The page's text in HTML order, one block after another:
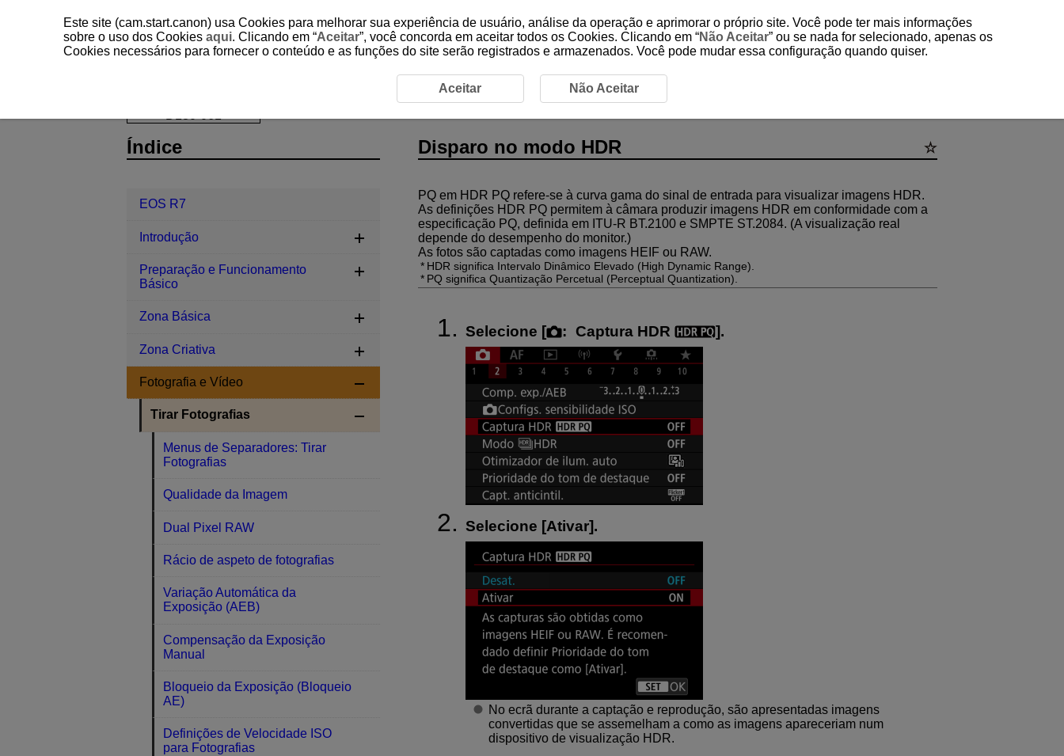
Tirar Fotografias Disparo no modo HDR
Disparo no modo HDR
PQ em HDR PQ refere-se à curva gama do sinal de entrada para visualizar imagens HDR.
As definições HDR PQ permitem à câmara produzir imagens HDR em conformidade com a
especificação PQ, definida em ITU-R BT.2100 e SMPTE ST.2084. (A visualização real
depende do desempenho do monitor.)
As fotos são captadas como imagens HEIF ou RAW.
HDR significa Intervalo Dinâmico Elevado (High Dynamic Range).
PQ significa Quantização Percetual (Perceptual Quantization).
Selecione [ : Captura HDR ].
Selecione [Ativar].
No ecrã durante a captação e reprodução, são apresentadas imagens
convertidas que se assemelham a como as imagens apareceriam num
dispositivo de visualização HDR.
Índice
EOS R7
Introdução
Preparação e Funcionamento
Básico
Zona Básica
Zona Criativa
Fotografia e Vídeo
Tirar Fotografias
Menus de Separadores: Tirar
Fotografias
Qualidade da Imagem
Dual Pixel RAW
Rácio de aspeto de fotografias
Variação Automática da
Exposição (AEB)
Compensação da Exposição
Manual
Bloqueio da Exposição (Bloqueio
AE)
Definições de Velocidade ISO
para Fotografias
Este site (cam.start.canon) usa Cookies para melhorar sua experiência de usuário, análise da operação e aprimorar o próprio site. Você pode ter mais informações
sobre o uso dos Cookies aqui. Clicando em “Aceitar”, você concorda em aceitar todos os Cookies. Clicando em “Não Aceitar” ou se nada for selecionado, apenas os
Cookies necessários para fornecer o conteúdo e as funções do site serão registrados e armazenados. Você pode mudar essa configuração quando quiser.
Aceitar Não Aceitar